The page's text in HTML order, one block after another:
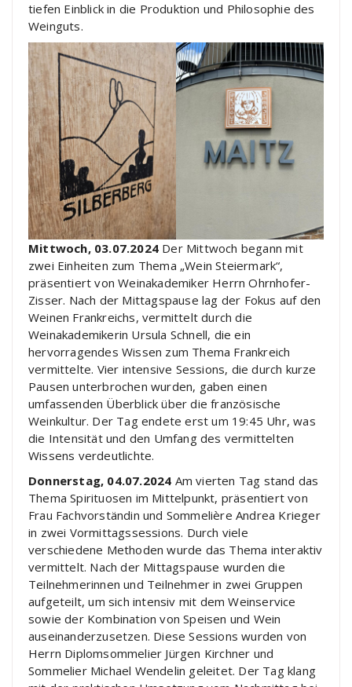
tiefen Einblick in die Produktion und Philosophie des
Weinguts.
Mittwoch, 03.07.2024 Der Mittwoch begann mit
zwei Einheiten zum Thema „Wein Steiermark“,
präsentiert von Weinakademiker Herrn Ohrnhofer-
Zisser. Nach der Mittagspause lag der Fokus auf den
Weinen Frankreichs, vermittelt durch die
Weinakademikerin Ursula Schnell, die ein
hervorragendes Wissen zum Thema Frankreich
vermittelte. Vier intensive Sessions, die durch kurze
Pausen unterbrochen wurden, gaben einen
umfassenden Überblick über die französische
Weinkultur. Der Tag endete erst um 19:45 Uhr, was
die Intensität und den Umfang des vermittelten
Wissens verdeutlichte.
Donnerstag, 04.07.2024 Am vierten Tag stand das
Thema Spirituosen im Mittelpunkt, präsentiert von
Frau Fachvorständin und Sommelière Andrea Krieger
in zwei Vormittagssessions. Durch viele
verschiedene Methoden wurde das Thema interaktiv
vermittelt. Nach der Mittagspause wurden die
Teilnehmerinnen und Teilnehmer in zwei Gruppen
aufgeteilt, um sich intensiv mit dem Weinservice
sowie der Kombination von Speisen und Wein
auseinanderzusetzen. Diese Sessions wurden von
Herrn Diplomsommelier Jürgen Kirchner und
Sommelier Michael Wendelin geleitet. Der Tag klang